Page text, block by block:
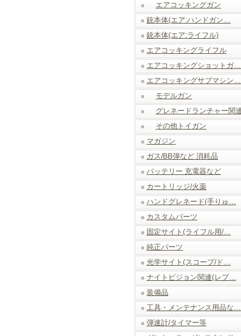
エアコッキングガン
銃本体(エア:ハンドガン…
銃本体(エア:ライフル)
エアコッキングライフル
エアコッキングショットガ…
エアコッキングサブマシン…
モデルガン
グレネードランチャー関
その他トイガン
マガジン
ガス/BB弾など 消耗品
バッテリー 充電器など
カートリッジ/火薬
ハンドグレネード(手りゅ…
カスタムパーツ
固定サイト(ライフル用/…
純正パーツ
光学サイト(スコープ/ド…
ナイトビジョン関連(レプ…
装備品
工具・メンテナンス用品な…
弾速計/タイマー等